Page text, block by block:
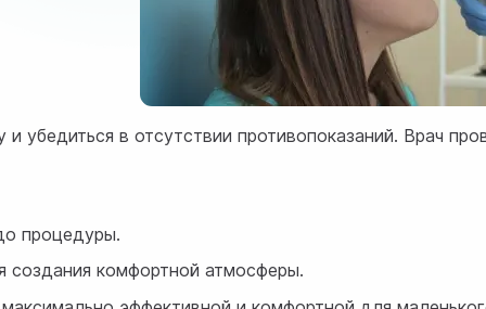
убедиться в отсутствии противопоказаний. Врач
процедуры.
комфортной атмосферы.